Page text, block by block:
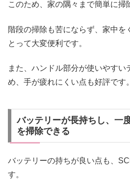
このため、家の隅々まで簡単に掃
階段の掃除も苦にならず、家中を
とって大変便利です。
また、ハンドル部分が使いやすい
め、手が疲れにくい点も好評です。
バッテリーが長持ちし、一
を掃除できる
バッテリーの持ちが良い点も、
す。